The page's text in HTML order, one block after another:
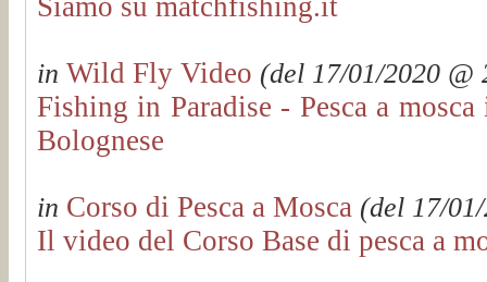
in Wild Fly Video (del 17/01/2020
Fishing in Paradise - Pesca a
Bolognese
in Corso di Pesca a Mosca (del 17/
Il video del Corso Base di pesca a